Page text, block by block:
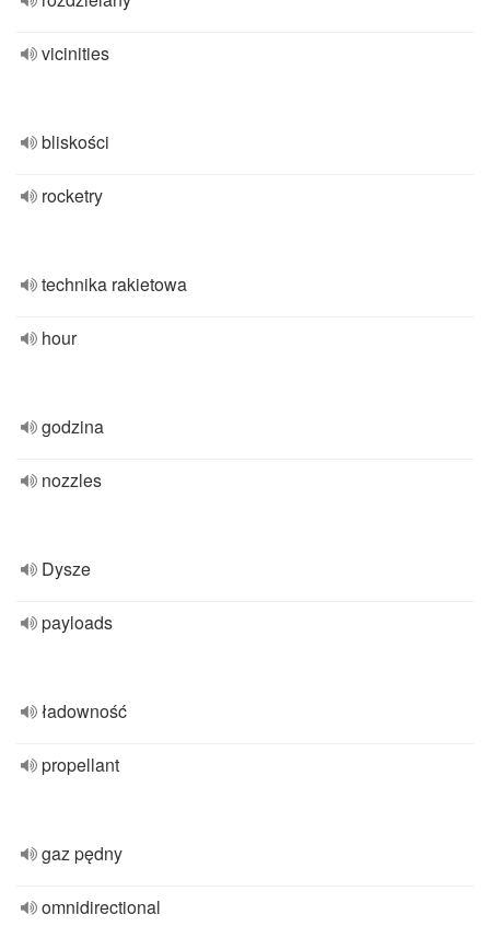
vicinities
bliskości
rocketry
technika rakietowa
hour
godzina
nozzles
Dysze
payloads
ładowność
propellant
gaz pędny
omnidirectional